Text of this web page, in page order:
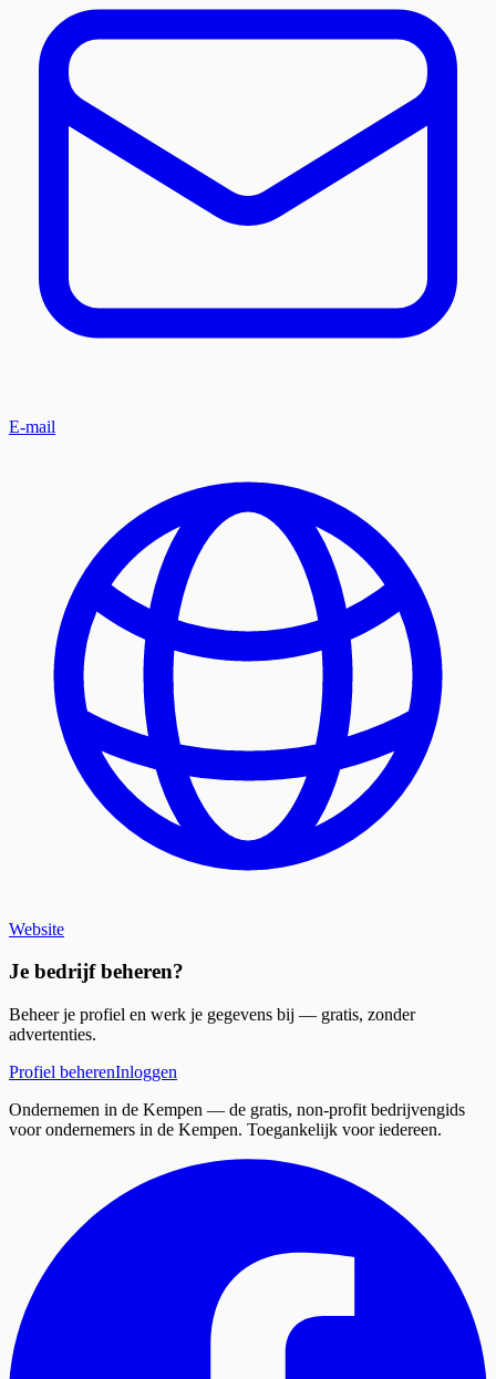
E-mail
Website
Je bedrijf beheren?
Beheer je profiel en werk je gegevens bij — gratis, zonder
advertenties.
Profiel beherenInloggen
Ondernemen in de Kempen — de gratis, non-profit bedrijvengids
voor ondernemers in de Kempen. Toegankelijk voor iedereen.